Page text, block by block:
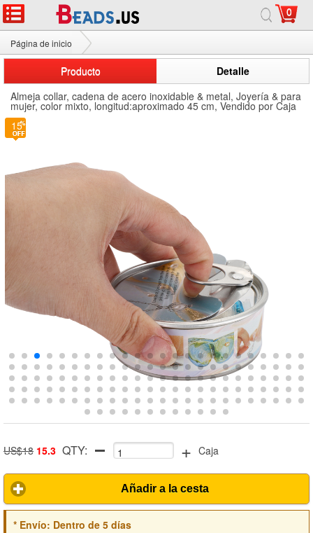
0
Página de inicio
Oyster & amp; Kit de perlas de deseo
Producto
Detalle
Almeja collar, cadena de acero inoxidable & metal, Joyería & para
mujer, color mixto, longitud:aproximado 45 cm, Vendido por Caja
15
US$18 15.3 QTY: + Caja
Añadir a la cesta
*Envío: Dentro de 5 días